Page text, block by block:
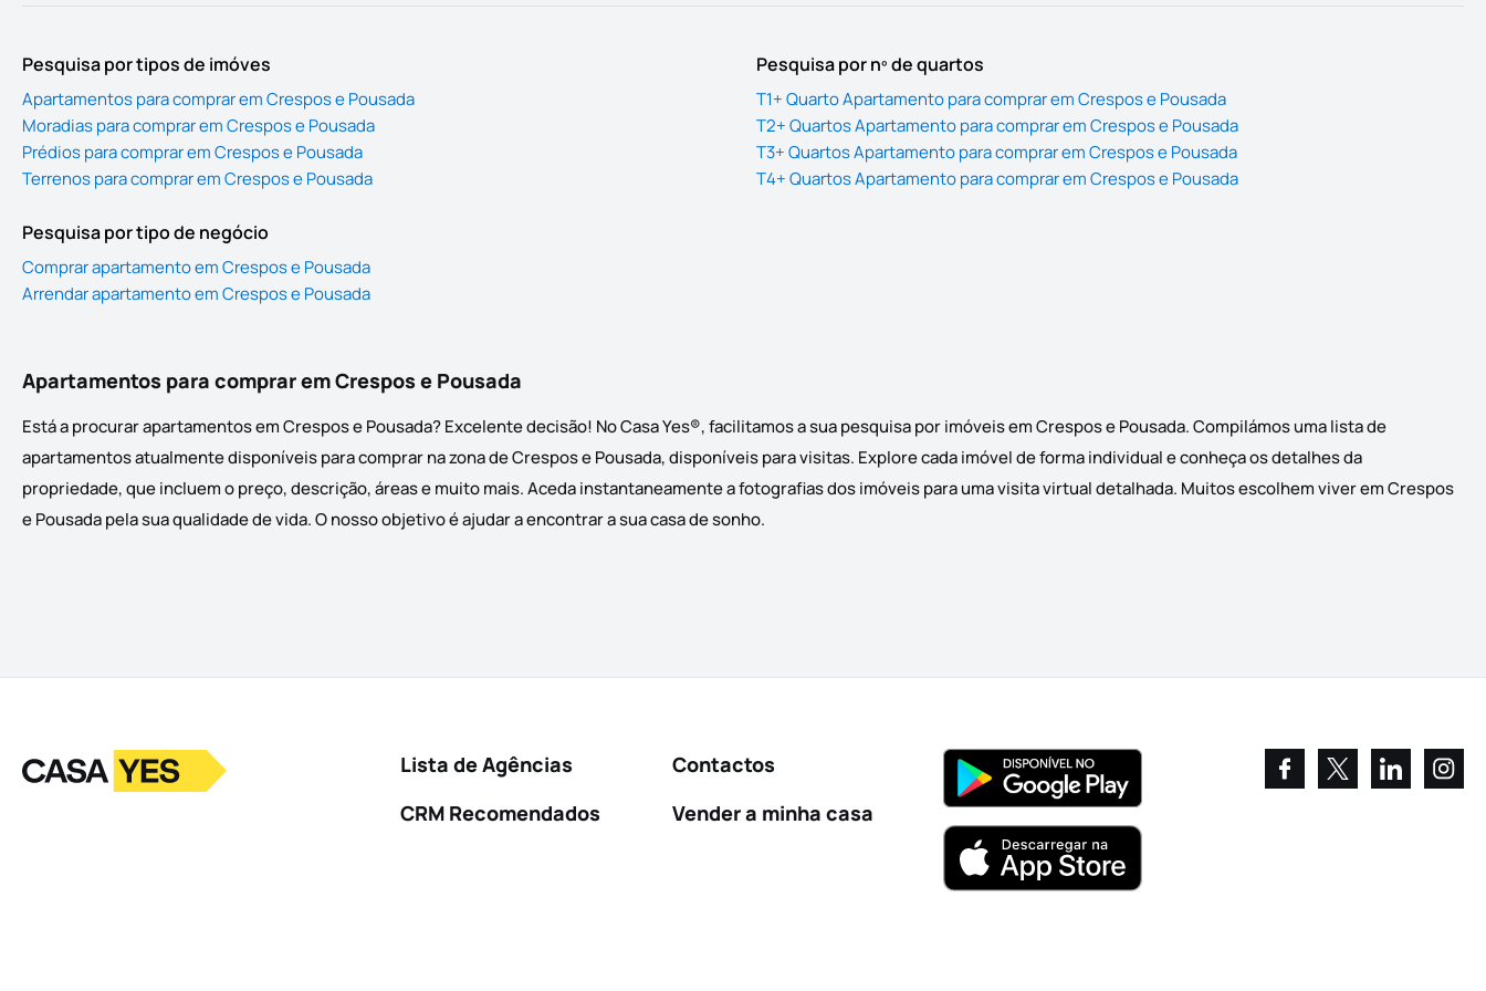
Pesquisa por tipos de imóves
Apartamentos para comprar em Crespos e Pousada
Moradias para comprar em Crespos e Pousada
Prédios para comprar em Crespos e Pousada
Terrenos para comprar em Crespos e Pousada
Pesquisa por nº de quartos
T1+ Quarto Apartamento para comprar em Crespos e Pousada
T2+ Quartos Apartamento para comprar em Crespos e Pousada
T3+ Quartos Apartamento para comprar em Crespos e Pousada
T4+ Quartos Apartamento para comprar em Crespos e Pousada
Pesquisa por tipo de negócio
Comprar apartamento em Crespos e Pousada
Arrendar apartamento em Crespos e Pousada
Apartamentos para comprar em Crespos e Pousada
Está a procurar apartamentos em Crespos e Pousada? Excelente decisão! No Casa Yes®, facilitamos a sua pesquisa por imóveis em Crespos e Pousada. Compilámos uma lista de
apartamentos atualmente disponíveis para comprar na zona de Crespos e Pousada, disponíveis para visitas. Explore cada imóvel de forma individual e conheça os detalhes da
propriedade, que incluem o preço, descrição, áreas e muito mais. Aceda instantaneamente a fotografias dos imóveis para uma visita virtual detalhada. Muitos escolhem viver em Crespos
e Pousada pela sua qualidade de vida. O nosso objetivo é ajudar a encontrar a sua casa de sonho.
LogoIr para a homepage
Lista de Agências
CRM Recomendados
Contactos
Vender a minha casa